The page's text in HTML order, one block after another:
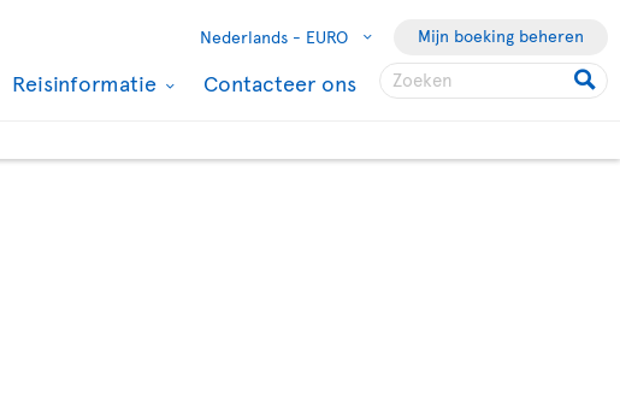
Nederlands - EURO Mijn boeking beheren
Reisinformatie Contacteer ons